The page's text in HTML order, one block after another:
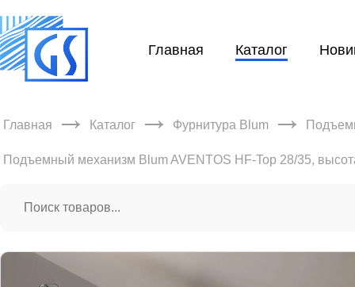
Главная Каталог
Главная → Каталог → Фурнитура Blum →
Подъемный механизм Blum AVENTOS HF-Top 28/35,